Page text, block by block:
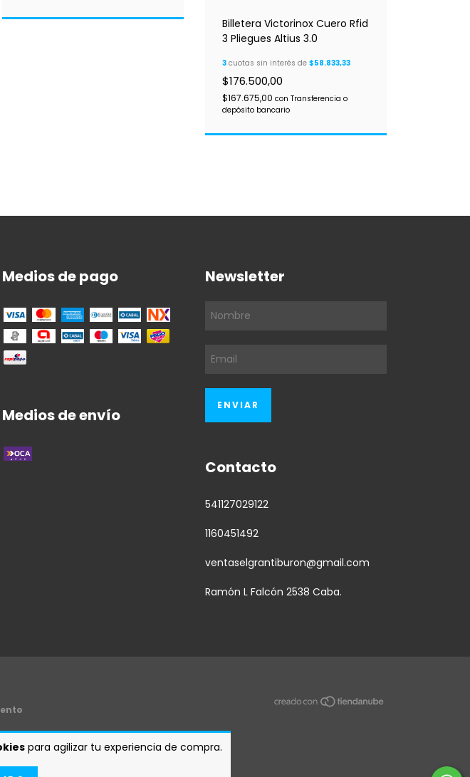
para agilizar tu experiencia de compra.
Billetera Victorinox Cuero Rfid
3 Pliegues Altius 3.0
3 cuotas sin interés de $58.833,33
$176.500,00
$167.675,00 con Transferencia o
depósito bancario
Medios de pago
Medios de envío
Newsletter
Contacto
541127029122
1160451492
ventaselgrantiburon@gmail.com
Ramón L Falcón 2538 Caba.